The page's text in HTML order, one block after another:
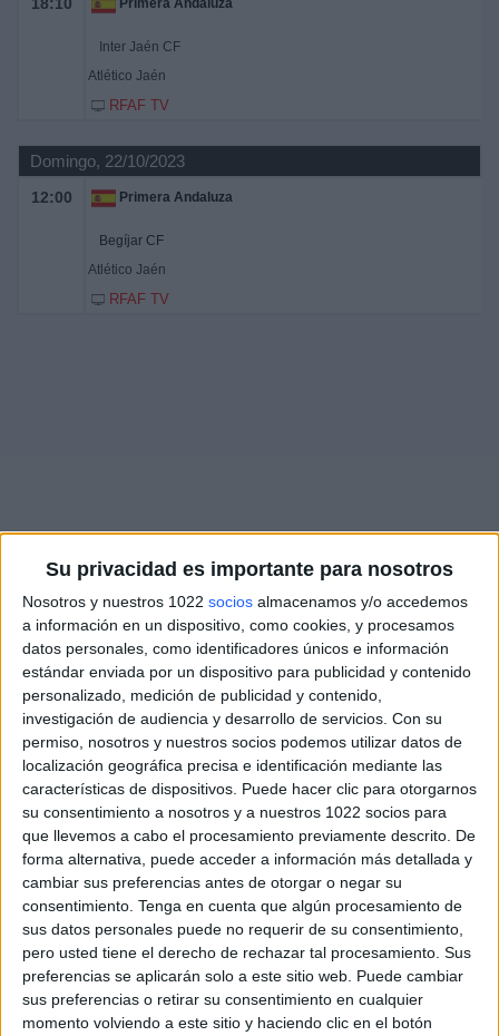
Su privacidad es importante para nosotros
Nosotros y nuestros 1022 socios almacenamos y/o accedemos
a información en un dispositivo, como cookies, y procesamos
datos personales, como identificadores únicos e información
estándar enviada por un dispositivo para publicidad y contenido
personalizado, medición de publicidad y contenido,
investigación de audiencia y desarrollo de servicios. Con su
permiso, nosotros y nuestros socios podemos utilizar datos de
localización geográfica precisa e identificación mediante las
características de dispositivos. Puede hacer clic para otorgarnos
su consentimiento a nosotros y a nuestros 1022 socios para
que llevemos a cabo el procesamiento previamente descrito. De
forma alternativa, puede acceder a información más detallada y
cambiar sus preferencias antes de otorgar o negar su
consentimiento. Tenga en cuenta que algún procesamiento de
sus datos personales puede no requerir de su consentimiento,
pero usted tiene el derecho de rechazar tal procesamiento. Sus
preferencias se aplicarán solo a este sitio web. Puede cambiar
sus preferencias o retirar su consentimiento en cualquier
momento volviendo a este sitio y haciendo clic en el botón
Primera Andaluza
Inter Jaén CF
Atlético Jaén
RFAF TV
Domingo, 22/10/2023
12:00 Primera Andaluza
Begíjar CF
Atlético Jaén
RFAF TV
Más días